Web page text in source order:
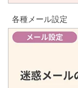
各種メール設定
迷惑メール